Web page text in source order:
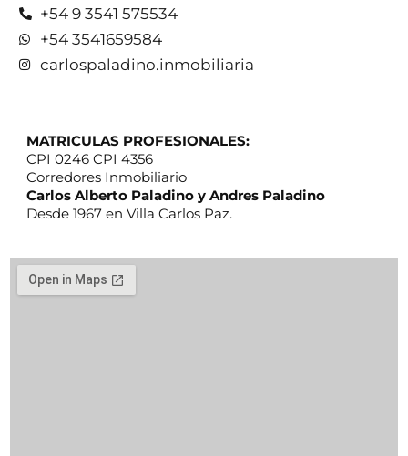
+54 9 3541 575534
+54 3541659584
carlospaladino.inmobiliaria
MATRICULAS PROFESIONALES:
CPI 0246 CPI 4356
Corredores Inmobiliario
Carlos Alberto Paladino y Andres Paladino
Desde 1967 en Villa Carlos Paz.